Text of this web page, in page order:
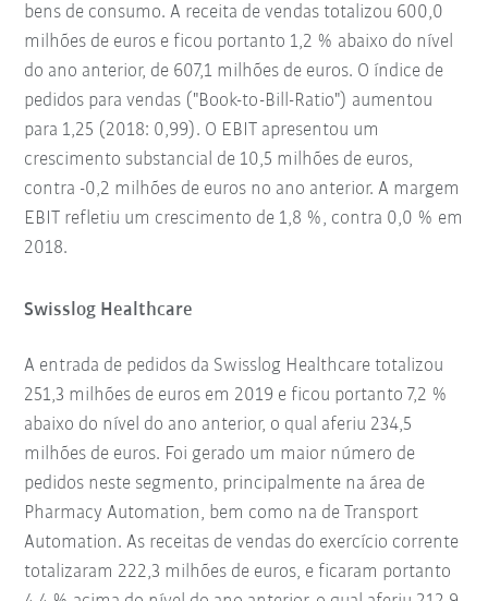
bens de consumo. A receita de vendas totalizou 600,0
milhões de euros e ficou portanto 1,2 % abaixo do nível
do ano anterior, de 607,1 milhões de euros. O índice de
pedidos para vendas ("Book-to-Bill-Ratio") aumentou
para 1,25 (2018: 0,99). O EBIT apresentou um
crescimento substancial de 10,5 milhões de euros,
contra -0,2 milhões de euros no ano anterior. A margem
EBIT refletiu um crescimento de 1,8 %, contra 0,0 % em
2018.
Swisslog Healthcare
A entrada de pedidos da Swisslog Healthcare totalizou
251,3 milhões de euros em 2019 e ficou portanto 7,2 %
abaixo do nível do ano anterior, o qual aferiu 234,5
milhões de euros. Foi gerado um maior número de
pedidos neste segmento, principalmente na área de
Pharmacy Automation, bem como na de Transport
Automation. As receitas de vendas do exercício corrente
totalizaram 222,3 milhões de euros, e ficaram portanto